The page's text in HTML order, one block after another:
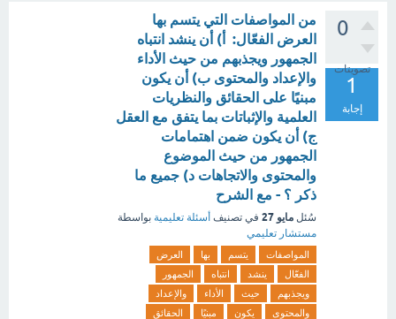
0
تصويتات
1
إجابة
من المواصفات التي يتسم بها
العرض الفعّال: أ) أن ينشد انتباه
الجمهور ويجذبهم من حيث الأداء
والإعداد والمحتوى ب) أن يكون
مبنيًا على الحقائق والنظريات
العلمية والإثباتات بما يتفق مع العقل
ج) أن يكون ضمن اهتمامات
الجمهور من حيث الموضوع
والمحتوى والاتجاهات د) جميع ما
ذكر ؟ - مع الشرح
سُئل مايو 27 في تصنيف أسئلة تعليمية بواسطة
مستشار تعليمي
المواصفات يتسم بها
العرض
الفعّال
ينشد انتباه
الجمهور
ويجذبهم
حيث الأداء
والإعداد
والمحتوى
يكون مبنيًا
الحقائق